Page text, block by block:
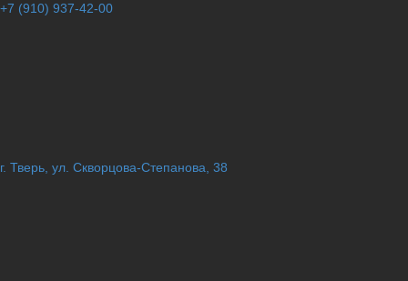
+7 (910) 937-42-00
г. Тверь, ул. Скворцова-Степанова, 38